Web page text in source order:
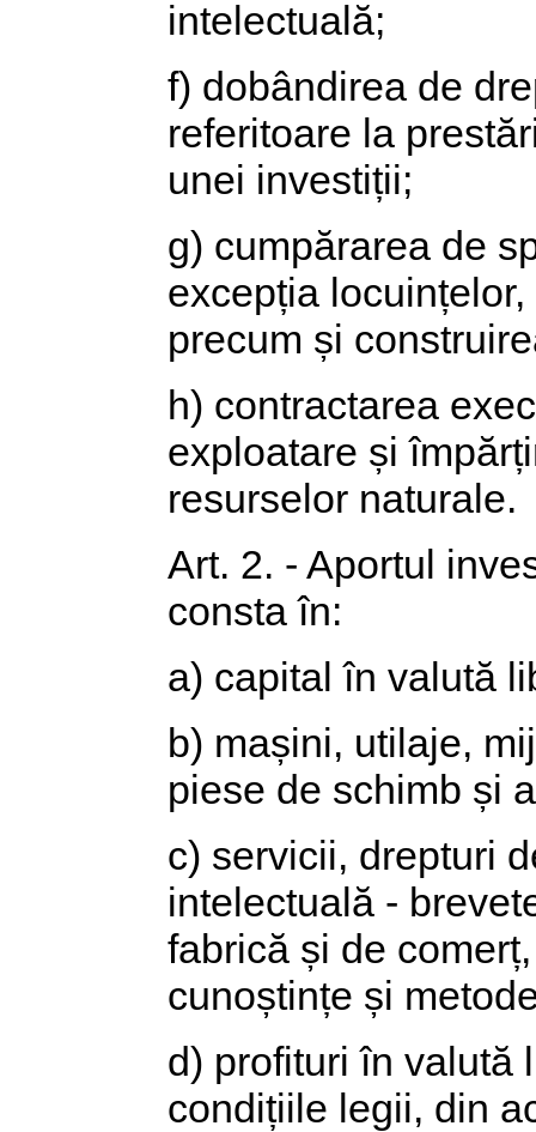
intelectuală;
f) dobândirea de
referitoare la
unei investiții;
g) cumpărarea de
excepția
precum și
h) contractarea
exploatare și
resurselor naturale.
Art. 2. - Aportul
consta în:
a) capital în valută
b) mașini, utilaje,
piese de schimb și
c) servicii, drepturi
intelectuală -
fabrică și de
cunoștințe și
d) profituri în valută
condițiile legii, din